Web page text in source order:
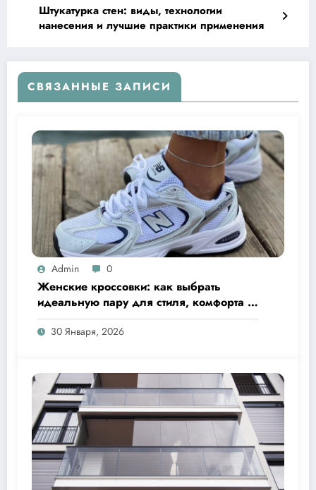
Штукатурка стен: виды, технологии
нанесения и лучшие практики применения
СВЯЗАННЫЕ ЗАПИСИ
Admin 0
Женские кроссовки: как выбрать
идеальную пару для стиля, комфорта и
активного образа жизни
30 Января, 2026